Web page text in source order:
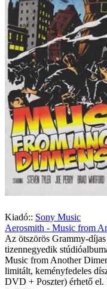
Kiadó:: Sony Music
Aerosmith - Music from
Az ötszörös Grammy-
tizennegyedik
Music from Another
limitált, keményfedeles
DVD + Poszter) érhető el.